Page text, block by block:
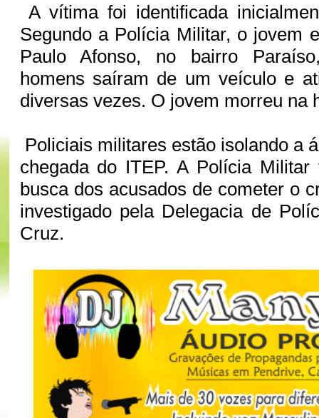
A vítima foi identificada
Segundo a Polícia Militar, o jovem
Paulo Afonso, no bairro
homens saíram de um veículo e
diversas vezes. O jovem morreu na
Policiais militares estão isolando a
chegada do ITEP. A Polícia
busca dos acusados de cometer o
investigado pela Delegacia de
Cruz.